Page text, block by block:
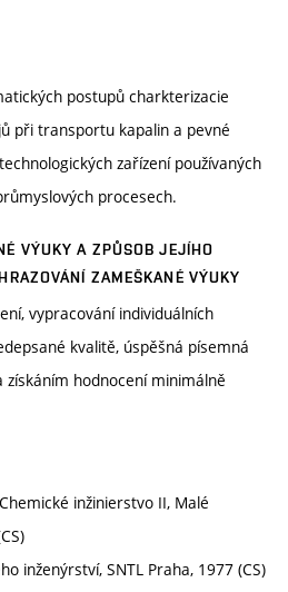
postupů charkterizacie
při transportu kapalin a pevné
zařízení používaných
procesech.
VÝUKY A ZPŮSOB JEJÍHO
ZAMEŠKANÉ VÝUKY
vypracování individuálních
kvalitě, úspěšná písemná
hodnocení minimálně
inžinierstvo II, Malé
inženýrství, SNTL Praha, 1977 (CS)